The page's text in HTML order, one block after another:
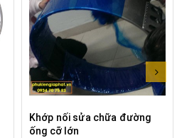
Khớp nối sửa chữa đường
ống cỡ lớn